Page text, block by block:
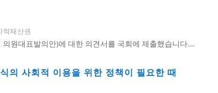
적재산권
원대표발의안)에 대한 의견서를 국회에 제출했습니다....
의 사회적 이용을 위한 정책이 필요한 때